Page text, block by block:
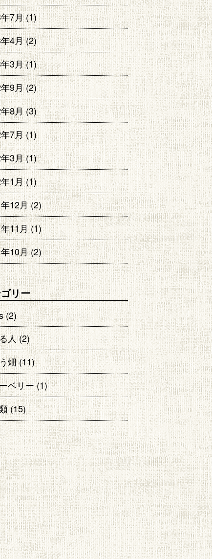
7月(1)
4月(2)
3月(1)
9月(2)
8月(3)
7月(1)
3月(1)
1月(1)
12月(2)
11月(1)
10月(2)
リー
(2)
人(2)
畑(11)
ベリー(1)
(15)